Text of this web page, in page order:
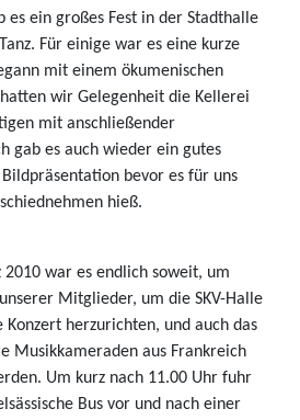
es ein großes Fest in der Stadthalle
Für einige war es eine kurze
mit einem ökumenischen
wir Gelegenheit die Kellerei
mit anschließender
gab es auch wieder ein gutes
bevor es für uns
hieß.
2010 war es endlich soweit, um
Mitglieder, um die SKV-Halle
Konzert herzurichten, und auch das
Musikkameraden aus Frankreich
Um kurz nach 11.00 Uhr fuhr
Bus vor und nach einer